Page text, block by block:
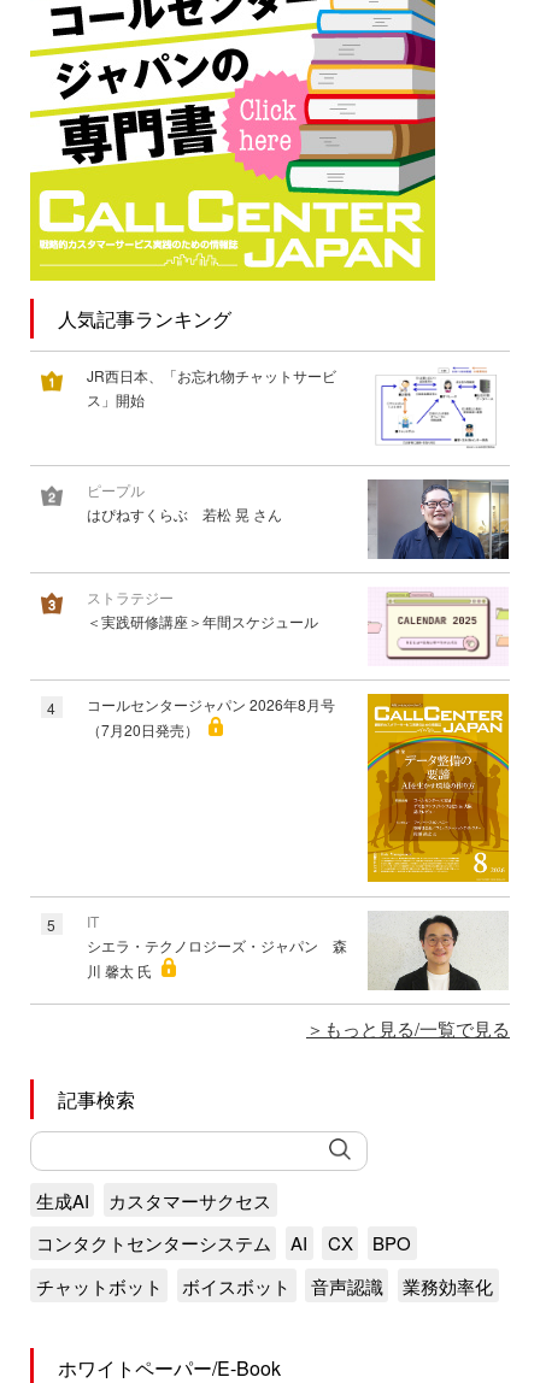
人気記事ランキング
JR西日本、「お忘れ物チャットサービ
ス」開始
ピープル
はぴねすくらぶ 若松 晃 さん
ストラテジー
＜実践研修講座＞年間スケジュール
4
コールセンタージャパン 2026年8月号
（7月20日発売）
5
IT
シエラ・テクノロジーズ・ジャパン 森
川 馨太 氏
もっと見る/一覧で見る
記事検索
生成AI
カスタマーサクセス
コンタクトセンターシステム
AI CX
BPO
チャットボット
ボイスボット 音声認識 業務効率化
ホワイトペーパー/E-Book